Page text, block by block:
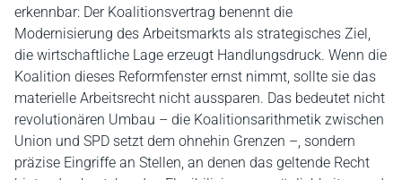
erkennbar: Der Koalitionsvertrag benennt die
Modernisierung des Arbeitsmarkts als strategisches Ziel,
die wirtschaftliche Lage erzeugt Handlungsdruck. Wenn die
Koalition dieses Reformfenster ernst nimmt, sollte sie das
materielle Arbeitsrecht nicht aussparen. Das bedeutet nicht
revolutionären Umbau – die Koalitionsarithmetik zwischen
Union und SPD setzt dem ohnehin Grenzen –, sondern
präzise Eingriffe an Stellen, an denen das geltende Recht